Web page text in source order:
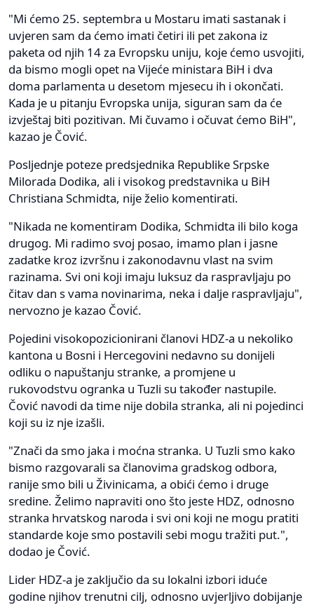
"Mi ćemo 25. septembra u Mostaru imati sastanak i
uvjeren sam da ćemo imati četiri ili pet zakona iz
paketa od njih 14 za Evropsku uniju, koje ćemo usvojiti,
da bismo mogli opet na Vijeće ministara BiH i dva
doma parlamenta u desetom mjesecu ih i okončati.
Kada je u pitanju Evropska unija, siguran sam da će
izvještaj biti pozitivan. Mi čuvamo i očuvat ćemo BiH",
kazao je Čović.
Posljednje poteze predsjednika Republike Srpske
Milorada Dodika, ali i visokog predstavnika u BiH
Сhristiana Schmidta, nije želio komentirati.
"Nikada ne komentiram Dodika, Schmidta ili bilo koga
drugog. Mi radimo svoj posao, imamo plan i jasne
zadatke kroz izvršnu i zakonodavnu vlast na svim
razinama. Svi oni koji imaju luksuz da raspravljaju po
čitav dan s vama novinarima, neka i dalje raspravljaju",
nervozno je kazao Čović.
Pojedini visokopozicionirani članovi HDZ-a u nekoliko
kantona u Bosni i Hercegovini nedavno su donijeli
odliku o napuštanju stranke, a promjene u
rukovodstvu ogranka u Tuzli su također nastupile.
Čović navodi da time nije dobila stranka, ali ni pojedinci
koji su iz nje izašli.
"Znači da smo jaka i moćna stranka. U Tuzli smo kako
bismo razgovarali sa članovima gradskog odbora,
ranije smo bili u Živinicama, a obići ćemo i druge
sredine. Želimo napraviti ono što jeste HDZ, odnosno
stranka hrvatskog naroda i svi oni koji ne mogu pratiti
standarde koje smo postavili sebi mogu tražiti put.",
dodao je Čović.
Lider HDZ-a je zaključio da su lokalni izbori iduće
godine njihov trenutni cilj, odnosno uvjerljivo dobijanje